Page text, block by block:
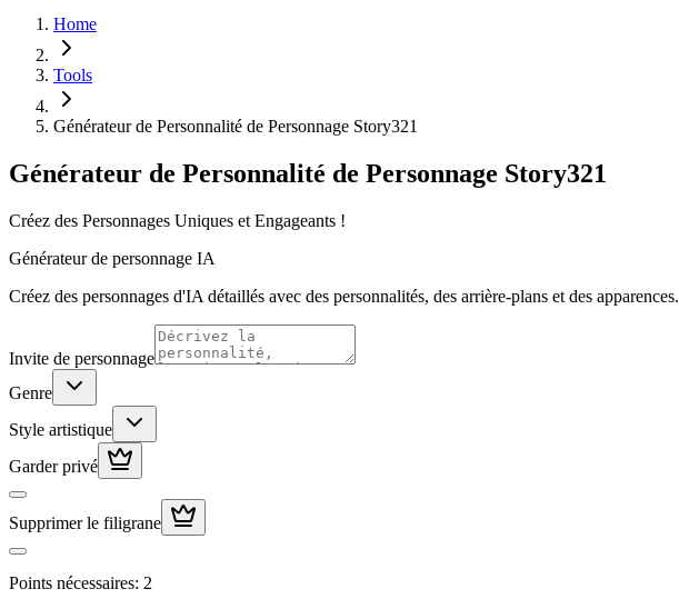
Home
Tools
Générateur de Personnalité de Personnage Story321
Générateur de Personnalité de Personnage Story321
Créez des Personnages Uniques et Engageants !
Générateur de personnage IA
Créez des personnages d'IA détaillés avec des personnalités, des arrière-plans et des apparences.
Invite de personnage
Genre
Style artistique
Garder privé
Supprimer le filigrane
Points nécessaires: 2